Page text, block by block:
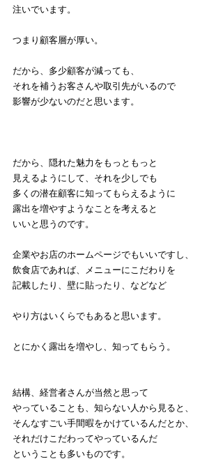
注いでいます。
つまり顧客層が厚い。
だから、多少顧客が減っても、
それを補うお客さんや取引先がいるので
影響が少ないのだと思います。
だから、隠れた魅力をもっともっと
見えるようにして、それを少しでも
多くの潜在顧客に知ってもらえるように
露出を増やすようなことを考えると
いいと思うのです。
企業やお店のホームページでもいいですし、
飲食店であれば、メニューにこだわりを
記載したり、壁に貼ったり、などなど
やり方はいくらでもあると思います。
とにかく露出を増やし、知ってもらう。
結構、経営者さんが当然と思って
やっていることも、知らない人から見ると、
そんなすごい手間暇をかけているんだとか、
それだけこだわってやっているんだ
ということも多いものです。